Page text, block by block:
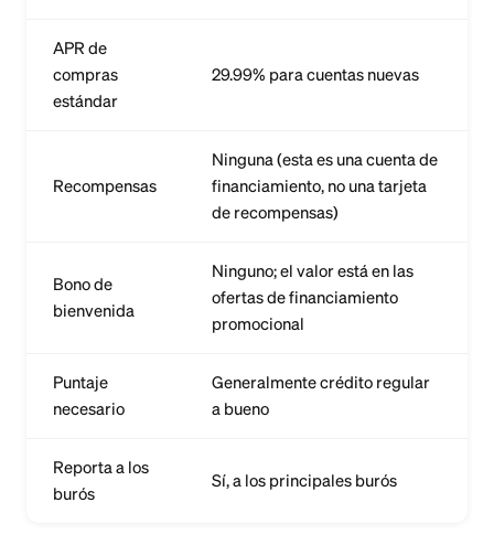
APR de
compras
estándar
29.99% para cuentas nuevas
Recompensas
Ninguna (esta es una cuenta de
financiamiento, no una tarjeta
de recompensas)
Bono de
bienvenida
Ninguno; el valor está en las
ofertas de financiamiento
promocional
Puntaje
necesario
Generalmente crédito regular
a bueno
Reporta a los
burós
Sí, a los principales burós